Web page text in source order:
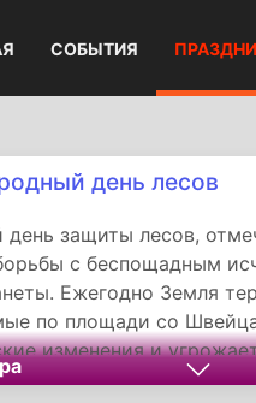
СОБЫТИЯ
день лесов
день защиты лесов,
с беспощадным
Ежегодно Земля
по площади со
изменения и